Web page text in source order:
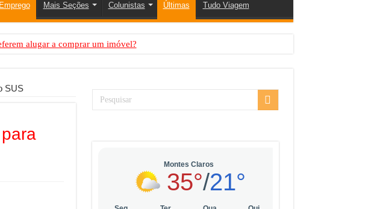
Emprego Mais Seções Colunistas Últimas Tudo Viagem
alugar a comprar um imóvel?
Seguro, Bahia
ao polo empresarial da Vila Olímpia, em São Paulo
a faturarem mais de R$ 10 mil no digital
personalizados?
SUS